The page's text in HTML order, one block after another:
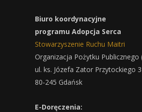
Biuro koordynacyjne
programu Adopcja Serca
Stowarzyszenie Ruchu Maitri
Organizacja Pożytku Publicznego
ul. ks. Józefa Zator Przytockiego 3
80-245 Gdańsk
E-Doręczenia: